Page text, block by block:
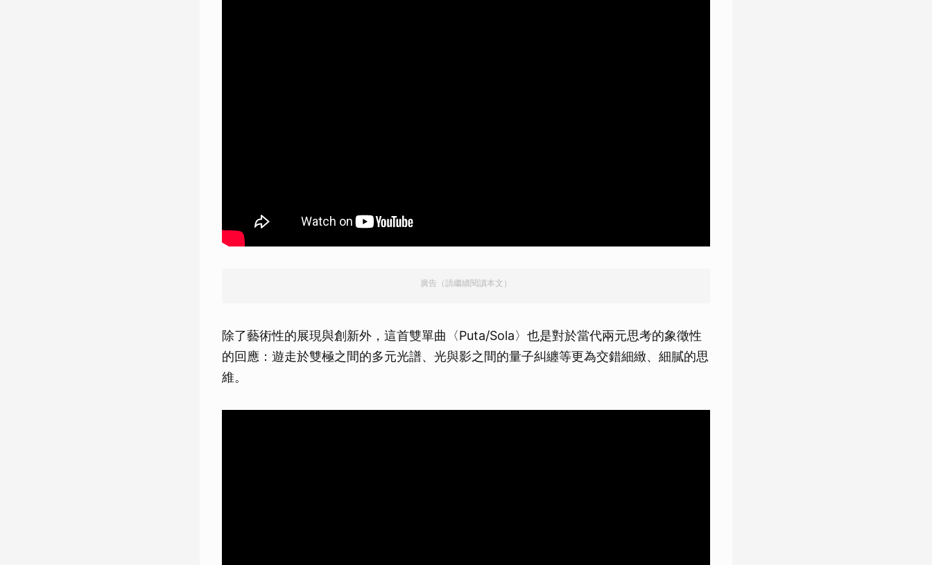
廣告（請繼續閱讀本文）
除了藝術性的展現與創新外，這首雙單曲〈Puta/Sola〉也是對於當代兩元思考的象徵性
的回應：遊走於雙極之間的多元光譜、光與影之間的量子糾纏等更為交錯細緻、細膩的思
維。